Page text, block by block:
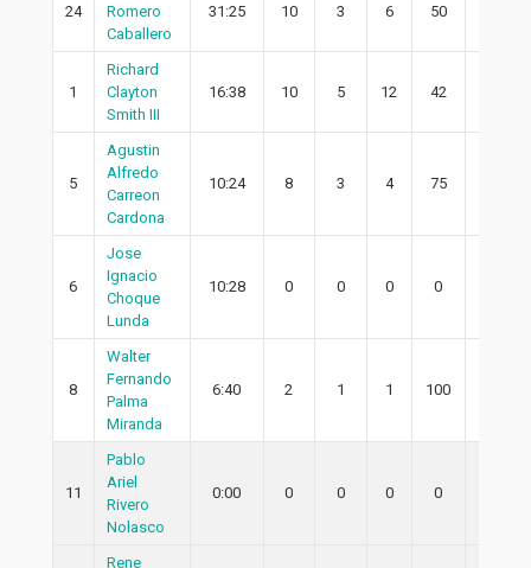
24
Romero
Caballero
31:25 10 3 6 50
1
Richard
Clayton
Smith III
16:38 10 5 12 42
5
Agustin
Alfredo
Carreon
Cardona
10:24 8 3 4 75
6
Jose
Ignacio
Choque
Lunda
10:28 0 0 0 0
8
Walter
Fernando
Palma
Miranda
6:40 2 1 1 100
11
Pablo
Ariel
Rivero
Nolasco
0:00 0 0 0 0
Rene